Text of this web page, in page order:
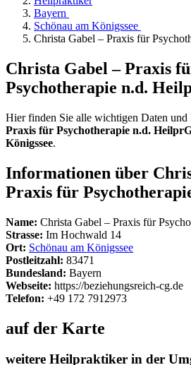
Bayern
Schönau am Königssee
Christa Gabel – Praxis für
Christa Gabel – Praxis
Psychotherapie n.d.
Hier finden Sie alle wichtigen Daten und
Praxis für Psychotherapie n.d.
Königssee.
Informationen über
Praxis für
Name: Christa Gabel – Praxis für
Strasse: Im Hochwald 14
Ort: Schönau am Königssee
Postleitzahl: 83471
Bundesland: Bayern
Webseite: https://beziehungsreich-cg.de
Telefon: +49 172 7912973
auf der Karte
weitere Heilpraktiker in der